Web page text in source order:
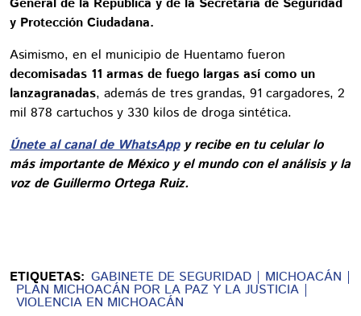
y Protección Ciudadana.
Asimismo, en el municipio de Huentamo fueron
decomisadas 11 armas de fuego largas así como un
lanzagranadas, además de tres grandas, 91 cargadores, 2
mil 878 cartuchos y 330 kilos de droga sintética.
Únete al canal de WhatsAppy recibe en tu celular lo
más importante de México y el mundo con el análisis y la
voz de Guillermo Ortega Ruiz.
ETIQUETAS: GABINETE DE SEGURIDAD MICHOACÁN
PLAN MICHOACÁN POR LA PAZ Y LA JUSTICIA
VIOLENCIA EN MICHOACÁN